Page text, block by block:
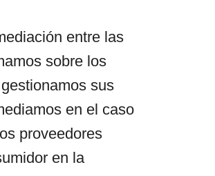
entre las
sobre los
sus
en el caso
proveedores
en la